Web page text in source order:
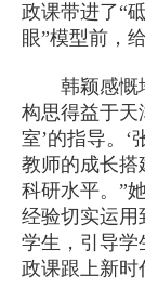
政课带进了“
眼”模型前，
韩颖感慨地
构思得益于天
室’的指导。‘
教师的成长搭
科研水平。”
经验切实运用
学生，引导学
政课跟上新时